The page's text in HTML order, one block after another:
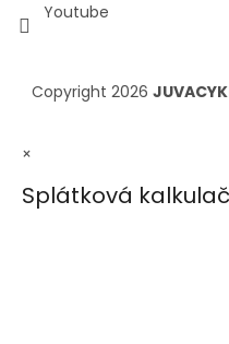
Youtube
Copyright 2026
×
Splátková